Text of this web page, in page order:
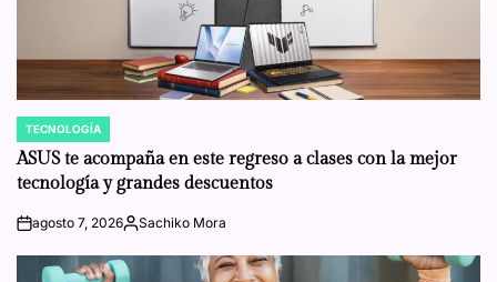
POSTED
IN
TECNOLOGÍA
ASUS te acompaña en este regreso a clases con la mejor
tecnología y grandes descuentos
onagosto 7, 2026Posted
Sachiko Mora